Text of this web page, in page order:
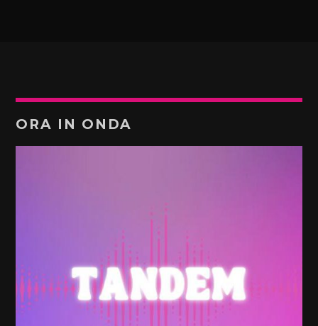
ORA IN ONDA